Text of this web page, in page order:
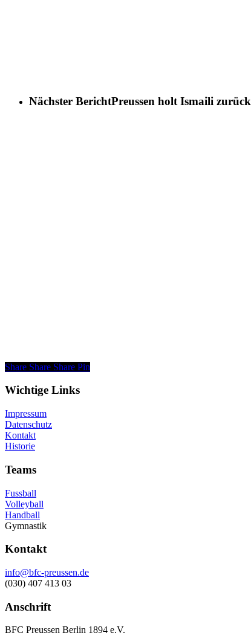
Nächster BerichtPreussen holt Ismaili zurück
Share Share Share Pin
Wichtige Links
Impressum
Datenschutz
Kontakt
Historie
Teams
Fussball
Volleyball
Handball
Gymnastik
Kontakt
info@bfc-preussen.de
(030) 407 413 03
Anschrift
BFC Preussen Berlin 1894 e.V.